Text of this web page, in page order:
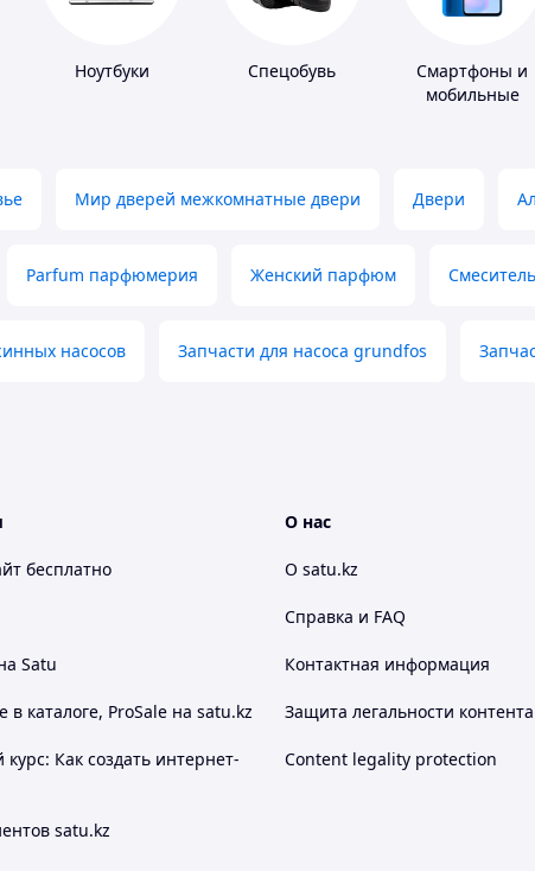
Ноутбуки Спецобувь
Смартфоны и
мобильные
Мир дверей межкомнатные двери Двери
Parfum парфюмерия Женский парфюм Смеситель
насосов Запчасти для насоса grundfos
бесплатно
Satu
в каталоге, ProSale на satu.kz
Как создать интернет-
satu.kz
О нас
О satu.kz
Справка и FAQ
Контактная информация
Защита легальности контента
Content legality protection